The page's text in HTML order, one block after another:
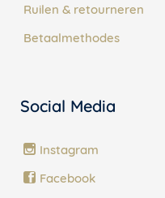
Ruilen & retourneren
Betaalmethodes
Social Media
Instagram
Facebook